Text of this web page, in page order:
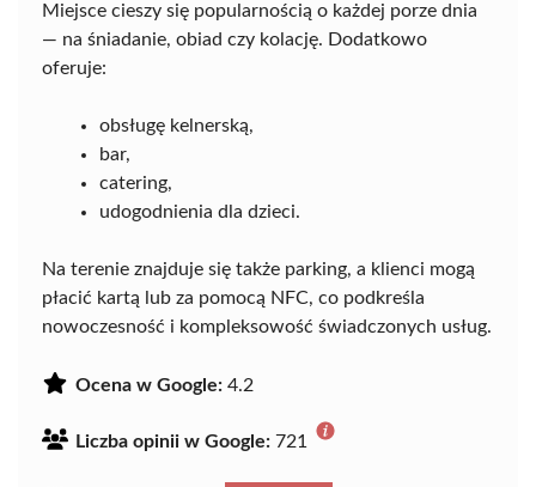
Miejsce cieszy się popularnością o każdej porze dnia
— na śniadanie, obiad czy kolację. Dodatkowo
oferuje:
obsługę kelnerską,
bar,
catering,
udogodnienia dla dzieci.
Na terenie znajduje się także parking, a klienci mogą
płacić kartą lub za pomocą NFC, co podkreśla
nowoczesność i kompleksowość świadczonych usług.
Ocena w Google: 4.2
Liczba opinii w Google: 721